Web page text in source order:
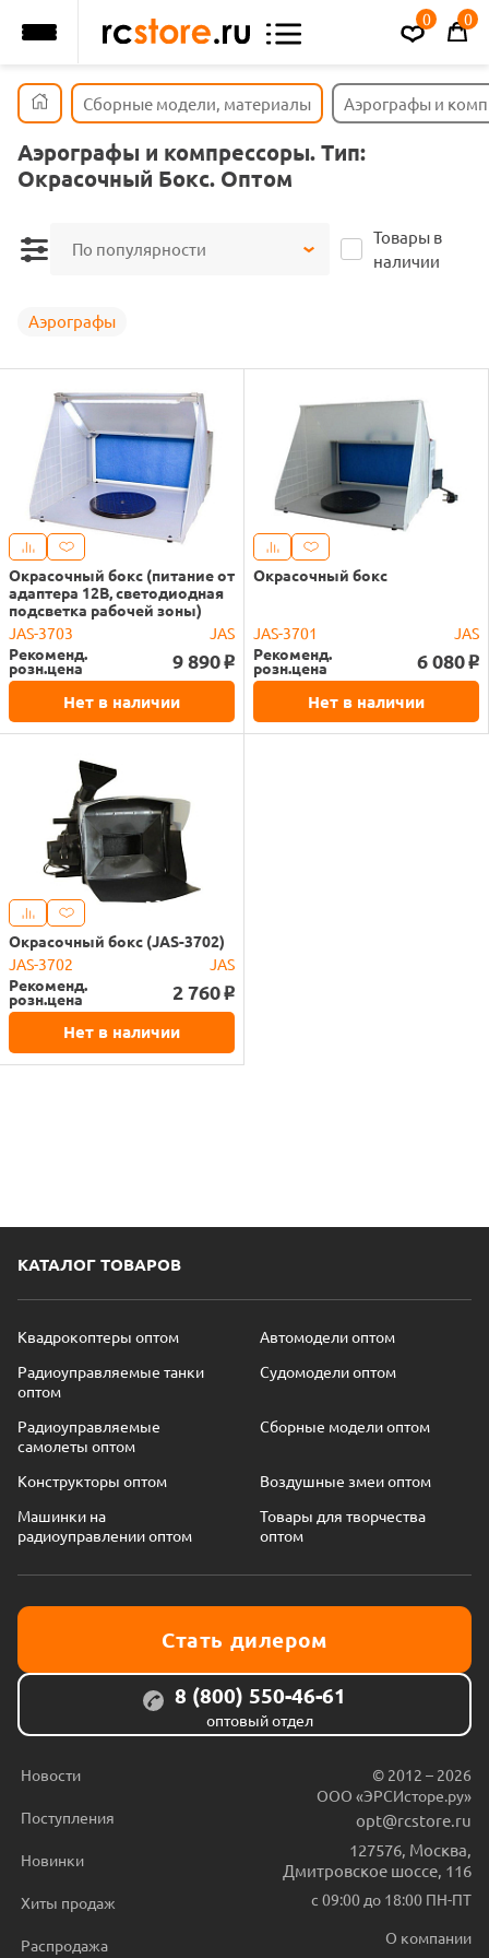
0 0
Сборные модели, материалы Аэрографы и
Аэрографы и компрессоры. Тип:
Окрасочный Бокс. Оптом
По популярности
Товары в
наличии
Аэрографы
Окрасочный бокс (питание от
адаптера 12В, светодиодная
подсветка рабочей зоны)
JAS-3703
JAS
Рекоменд.
розн.цена 9 890 o
Нет в наличии
Окрасочный бокс
JAS-3701
JAS
Рекоменд.
розн.цена 6 080 o
Нет в наличии
Окрасочный бокс (JAS-3702)
JAS-3702
JAS
Рекоменд.
розн.цена 2 760 o
Нет в наличии
КАТАЛОГ ТОВАРОВ
Квадрокоптеры оптом
Автомодели оптом
Радиоуправляемые танки
оптом
Судомодели оптом
Радиоуправляемые
самолеты оптом
Сборные модели оптом
Конструкторы оптом
Воздушные змеи оптом
Машинки на
радиоуправлении оптом
Товары для творчества
оптом
Стать дилером
8 (800) 550-46-61
оптовый отдел
Новости
Поступления
Новинки
Хиты продаж
Распродажа
© 2012 – 2026
ООО «ЭРСИсторе.ру»
opt@rcstore.ru
127576 Москва
Дмитровское шоссе, 116
с 09:00 до 18:00 ПН-ПТ
О компании